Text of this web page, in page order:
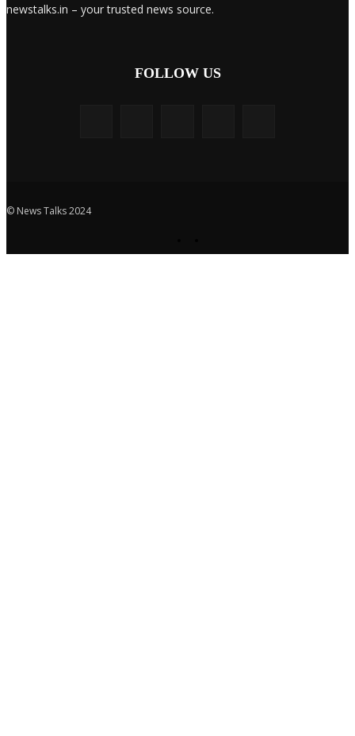
newstalks.in – your trusted news source.
FOLLOW US
© News Talks 2024